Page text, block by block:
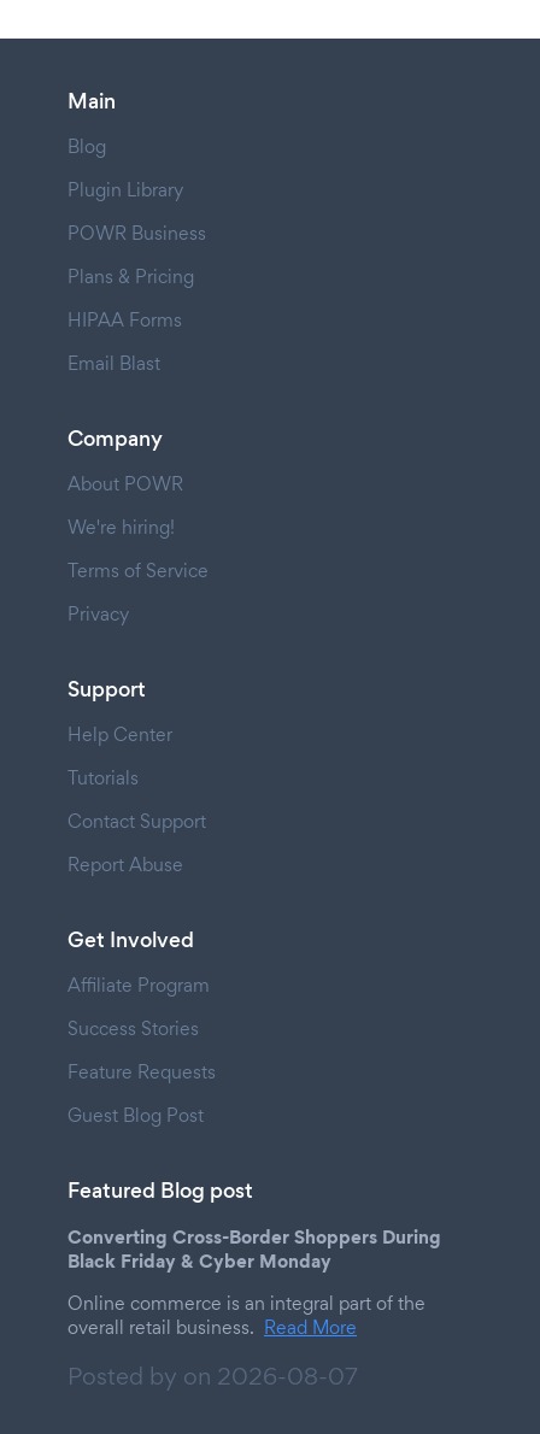
Main
Blog
Plugin Library
POWR Business
Plans & Pricing
HIPAA Forms
Email Blast
Company
About POWR
We're hiring!
Terms of Service
Privacy
Support
Help Center
Tutorials
Contact Support
Report Abuse
Get Involved
Affiliate Program
Success Stories
Feature Requests
Guest Blog Post
Featured Blog post
Converting Cross-Border Shoppers During
Black Friday & Cyber Monday
Online commerce is an integral part of the
overall retail business. Read More
Posted by on 2026-08-07